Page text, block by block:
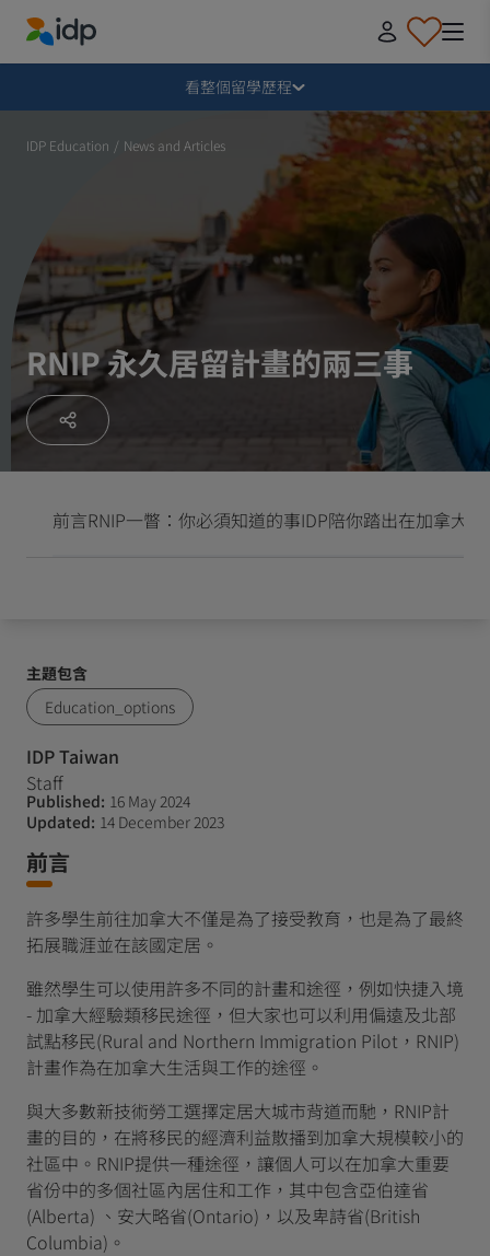
IDP Education
看整個留學歷程
為什麼要留學？
該選擇哪個國家留學？該讀甚麼課程？
如何申請留學？
收到學校錄取通知後該做哪些事？
出發前應該準備甚麼？
收合
IDP Education / News and Articles
RNIP 永久居留計畫的兩三事
前言RNIP一瞥：你必須知道的事IDP陪你踏出在加拿大
主題包含
Education_options
IDP Taiwan
Staff
Published: 16 May 2024
Updated: 14 December 2023
前言
許多學生前往加拿大不僅是為了接受教育，也是為了最終
拓展職涯並在該國定居。
雖然學生可以使用許多不同的計畫和途徑，例如快捷入境
- 加拿大經驗類移民途徑，但大家也可以利用偏遠及北部
試點移民(Rural and Northern Immigration Pilot，RNIP)
計畫作為在加拿大生活與工作的途徑。
與大多數新技術勞工選擇定居大城市背道而馳，RNIP計
畫的目的，在將移民的經濟利益散播到加拿大規模較小的
社區中。RNIP提供一種途徑，讓個人可以在加拿大重要
省份中的多個社區內居住和工作，其中包含亞伯達省
(Alberta) 、安大略省(Ontario)，以及卑詩省(British
Columbia)。